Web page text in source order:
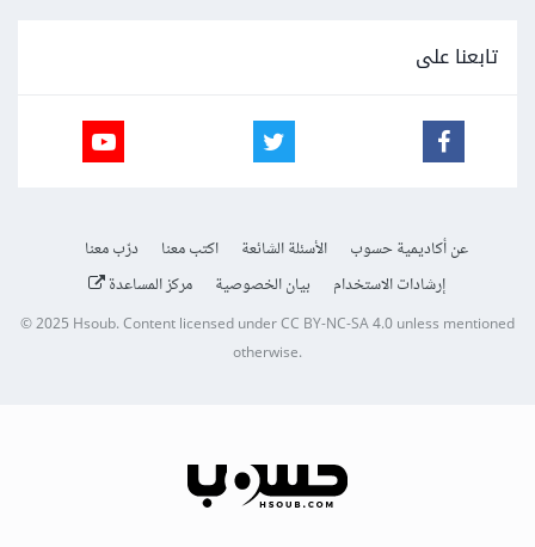
تابعنا على
عن أكاديمية حسوب الأسئلة الشائعة اكتب معنا
درّب معنا
إرشادات الاستخدام
بيان الخصوصية مركز المساعدة
© 2025Hsoub.Content licensed underCC BY-NC-SA 4.0unless mentioned
otherwise.